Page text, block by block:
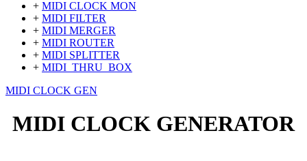
+ MIDI CLOCK MON
+ MIDI FILTER
+ MIDI MERGER
+ MIDI ROUTER
+ MIDI SPLITTER
+ MIDI_THRU_BOX
MIDI CLOCK GEN
MIDI CLOCK GENERATOR